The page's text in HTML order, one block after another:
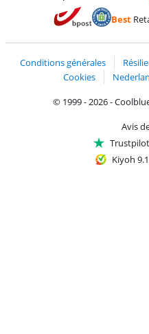
Payer avec Bancontact
Payer avec MasterCard et
Best
Conditions générales
Cookies
© 1999 - 2026 -
Avis
Kiyoh